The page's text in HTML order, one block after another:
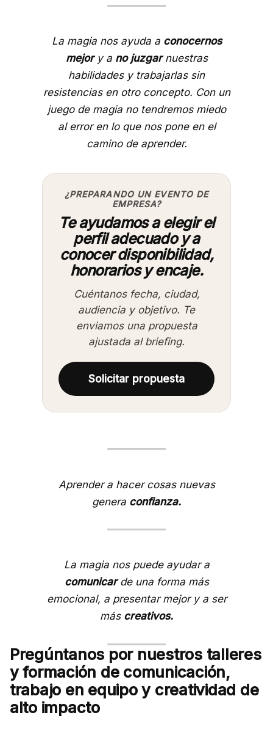
La magia nos ayuda a conocernos
mejory a no juzgarnuestras
habilidades y trabajarlas sin
resistencias en otro concepto. Con un
juego de magia no tendremos miedo
al error en lo que nos pone en el
camino de aprender.
¿PREPARANDO UN EVENTO DE
EMPRESA?
Te ayudamos a elegir el
perfil adecuado y a
conocer disponibilidad,
honorarios y encaje.
Cuéntanos fecha, ciudad,
audiencia y objetivo. Te
enviamos una propuesta
ajustada al briefing.
Solicitar propuesta
Aprender a hacer cosas nuevas
genera confianza.
La magia nos puede ayudar a
comunicarde una forma más
emocional, a presentar mejor y a ser
máscreativos.
Pregúntanos por nuestros talleres
y formación de comunicación,
trabajo en equipo y creatividad de
alto impacto